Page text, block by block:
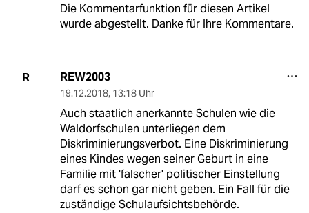
Die Kommentarfunktion für diesen Artikel
wurde abgestellt. Danke für Ihre Kommentare.
R REW2003
19.12.2018, 13:18 Uhr
Auch staatlich anerkannte Schulen wie die
Waldorfschulen unterliegen dem
Diskriminierungsverbot. Eine Diskriminierung
eines Kindes wegen seiner Geburt in eine
Familie mit 'falscher' politischer Einstellung
darf es schon gar nicht geben. Ein Fall für die
zuständige Schulaufsichtsbehörde.